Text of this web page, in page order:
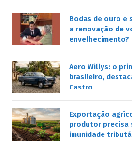
Bodas de ouro e
a renovação de
envelhecimento?
Aero Willys: o
brasileiro,
Castro
Exportação
produtor precisa
imunidade